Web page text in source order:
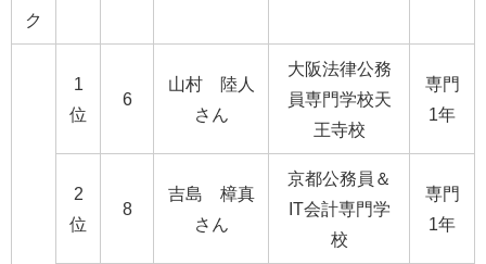
ク
1
位
6
山村 陸人
さん
大阪法律公務
員専門学校天
王寺校
専門
1年
2
位
8
吉島 樟真
さん
京都公務員＆
IT会計専門学
校
専門
1年